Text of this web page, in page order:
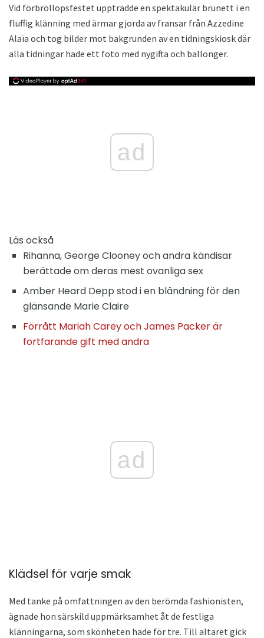
Vid förbröllopsfestet uppträdde en spektakulär brunett i en
fluffig klänning med ärmar gjorda av fransar från Azzedine
Alaïa och tog bilder mot bakgrunden av en tidningskiosk där
alla tidningar hade ett foto med nygifta och ballonger.
ad
Läs också
Rihanna, George Clooney och andra kändisar
berättade om deras mest ovanliga sex
Amber Heard Depp stod i en bländning för den
glänsande Marie Claire
Förrått Mariah Carey och James Packer är
fortfarande gift med andra
ad
Klädsel för varje smak
Med tanke på omfattningen av den berömda fashionisten,
ägnade hon särskild uppmärksamhet åt de festliga
klänningarna, som skönheten hade för tre. Till altaret gick